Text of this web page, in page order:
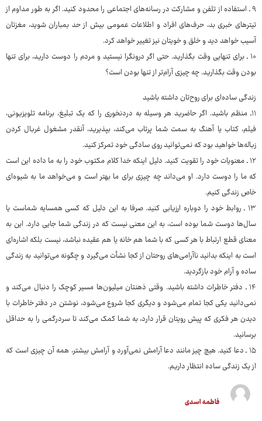
۹ ـ استفاده از تلفن و مشارکت در رسانه‌های اجتماعی را محدود کنید. اگر به طور مداوم از
تیترهای خبری بد، حرف‌های افراد و اطلاعات عمومی بیش از حد بمباران شوید، مغزتان
آسیب خواهد دید و خلق و خویتان نیز تغییر خواهد کرد.
۱۰ ـ برای تنهایی وقت بگذارید. حتی اگر درونگرا نیستید و مردم را دوست دارید، برای تنها
بودن وقت بگذارید. چه چیزی آرام‌تر از تنها بودن است؟
زندگی ساده‌ای برای روح‌تان داشته باشید
۱۱ـ منظم باشید. اگر حاضرید هر وسیله به دردنخوری را که یک تبلیغ، برنامه تلویزیونی،
فیلم، کتاب یا آهنگ به سمت شما پرتاب می‌کند، بپذیرید، آنقدر مشغول غربال کردن
زباله‌ها خواهید بود که نمی‌توانید روی سادگی خود تمرکز کنید.
۱۲ ـ معنویات خود را تقویت کنید. دلیل اینکه خدا کلام مکتوب خود را به ما داده این است
که ما را دوست دارد. او می‌داند چه چیزی برای ما بهتر است و می‌خواهد ما به شیوه‌ای
خاص زندگی کنیم.
۱۳ ـ روابط خود را دوباره ارزیابی کنید. صرفا به این دلیل که کسی همسایه شماست یا
سال‌ها دوست شما بوده است، به این معنی نیست که در زندگی شما جایی دارد. این به
معنای قطع ارتباط با هر کسی که با شما هم خانه یا هم عقیده نباشد، نیست بلکه اشاره‌ای
است به اینکه بدانید ناآرامی‌های روحتان از کجا نشأت می‌گیرد و چگونه می‌توانید به زندگی
ساده و آرام خود بازگردید.
۱۴ ـ دفتر خاطرات داشته باشید. وقتی ذهنتان میلیون‌ها مسیر کوچک را دنبال می‌کند و
نمی‌دانید یکی کجا تمام می‌شود و دیگری کجا شروع می‌شود، نوشتن در دفتر خاطرات با
دیدن هر فکری که پیش رویتان قرار دارد، به شما کمک می‌کند تا سردرگمی را به حداقل
برسانید.
۱۵ ـ دعا کنید. هیچ چیز مانند دعا آرامش نمی‌آورد و آرامش بیشتر، همه آن چیزی است که
از یک زندگی ساده انتظار داریم.
فاطمه اسدی